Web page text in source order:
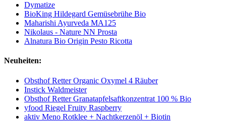
Dymatize
BioKing Hildegard Gemüsebrühe Bio
Maharishi Ayurveda MA125
Nikolaus - Nature NN Prosta
Alnatura Bio Origin Pesto Ricotta
Neuheiten:
Obsthof Retter Organic Oxymel 4 Räuber
Instick Waldmeister
Obsthof Retter Granatapfelsaftkonzentrat 100 % Bio
yfood Riegel Fruity Raspberry
aktiv Meno Rotklee + Nachtkerzenöl + Biotin